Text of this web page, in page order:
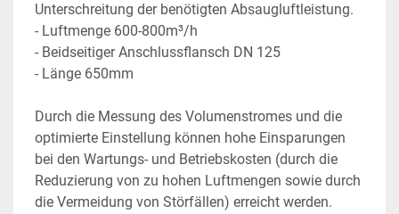
Unterschreitung der benötigten Absaugluftleistung.
- Luftmenge 600-800m³/h
- Beidseitiger Anschlussflansch DN 125
- Länge 650mm
Durch die Messung des Volumenstromes und die
optimierte Einstellung können hohe Einsparungen
bei den Wartungs- und Betriebskosten (durch die
Reduzierung von zu hohen Luftmengen sowie durch
die Vermeidung von Störfällen) erreicht werden.